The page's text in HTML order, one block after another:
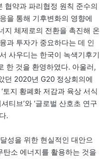
협약과 파리협정 원칙 준수의
을 통해 기후변화의 영향에
지 체제로의 전환을 촉진해 온
과 투자가 중요하다는 데 인
사우디는 한국이 녹색기후기
한 것을 환영하였다. 아울러,
던 2020년 G20 정상회의에
지 황폐화 저감과 육상 서식
티브’와 ‘글로벌 산호초 연구
.
성을 위한 현실적인 대안으
소 에너지를 활용하는 것을